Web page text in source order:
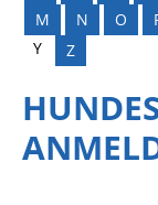
M
N O
Y
Z